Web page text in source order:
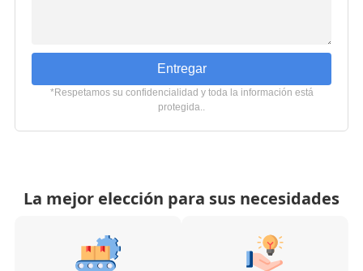
Entregar
protegida..
La mejor elección para sus necesidades